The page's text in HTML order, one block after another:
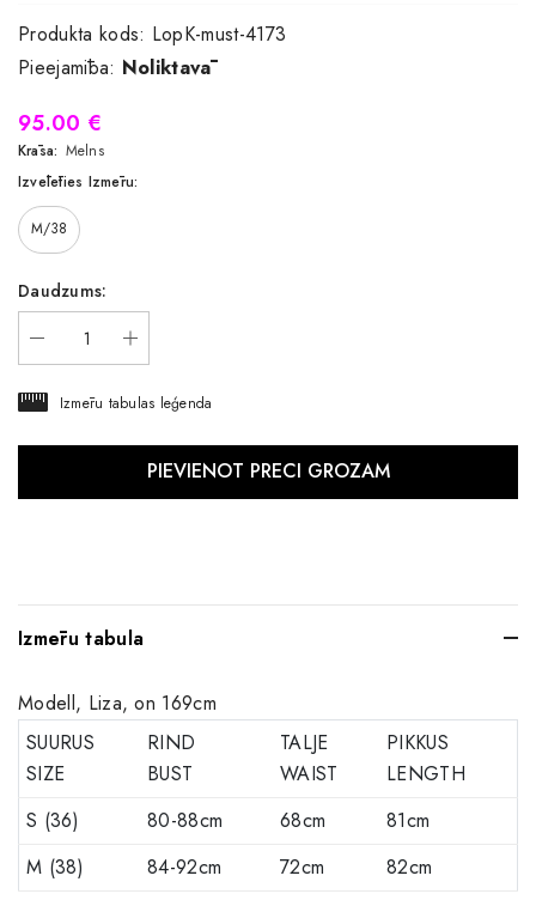
Produkta kods: LopK-must-4173
Pieejamība: Noliktavā
95.00 €
Krāsa: Melns
Izvēlēties Izmēru:
M/38
Daudzums:
Izmēru tabulas leģenda
Izmēru tabula
Modell, Liza, on 169cm
SUURUS
SIZE
RIND
BUST
TALJE
WAIST
PIKKUS
LENGTH
S (36)
80-88cm 68cm
81cm
M (38)
84-92cm 72cm 82cm